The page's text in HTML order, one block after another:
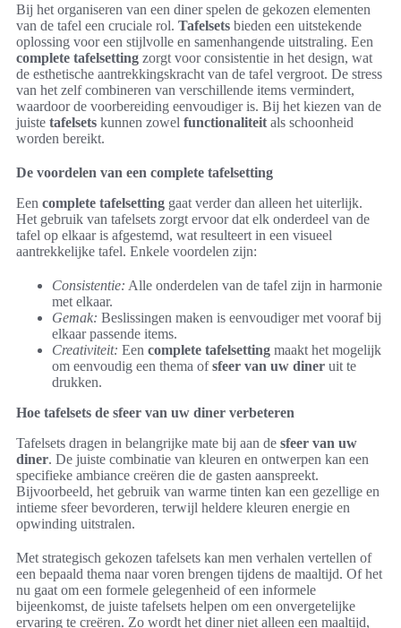
Bij het organiseren van een diner spelen de gekozen elementen
van de tafel een cruciale rol. Tafelsets bieden een uitstekende
oplossing voor een stijlvolle en samenhangende uitstraling. Een
complete tafelsetting zorgt voor consistentie in het design, wat
de esthetische aantrekkingskracht van de tafel vergroot. De stress
van het zelf combineren van verschillende items vermindert,
waardoor de voorbereiding eenvoudiger is. Bij het kiezen van de
juiste tafelsets kunnen zowel functionaliteit als schoonheid
worden bereikt.
De voordelen van een complete tafelsetting
Een complete tafelsetting gaat verder dan alleen het uiterlijk.
Het gebruik van tafelsets zorgt ervoor dat elk onderdeel van de
tafel op elkaar is afgestemd, wat resulteert in een visueel
aantrekkelijke tafel. Enkele voordelen zijn:
Consistentie: Alle onderdelen van de tafel zijn in harmonie
met elkaar.
Gemak: Beslissingen maken is eenvoudiger met vooraf bij
elkaar passende items.
Creativiteit: Een complete tafelsetting maakt het mogelijk
om eenvoudig een thema ofsfeer van uw diner uit te
drukken.
Hoe tafelsets de sfeer van uw diner verbeteren
Tafelsets dragen in belangrijke mate bij aan de sfeer van uw
diner. De juiste combinatie van kleuren en ontwerpen kan een
specifieke ambiance creëren die de gasten aanspreekt.
Bijvoorbeeld, het gebruik van warme tinten kan een gezellige en
intieme sfeer bevorderen, terwijl heldere kleuren energie en
opwinding uitstralen.
Met strategisch gekozen tafelsets kan men verhalen vertellen of
een bepaald thema naar voren brengen tijdens de maaltijd. Of het
nu gaat om een formele gelegenheid of een informele
bijeenkomst, de juiste tafelsets helpen om een onvergetelijke
ervaring te creëren. Zo wordt het diner niet alleen een maaltijd,